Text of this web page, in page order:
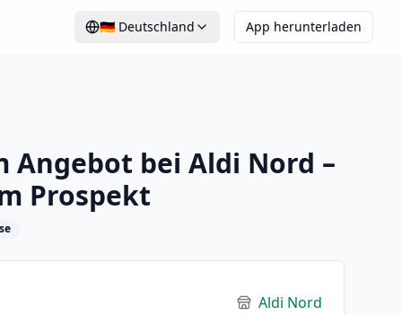
🇩🇪 Deutschland App herunterladen
Angebot bei Aldi Nord –
Prospekt
Aldi Nord